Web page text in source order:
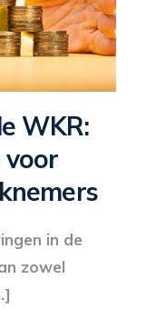
WKR:
voor
in de
zowel